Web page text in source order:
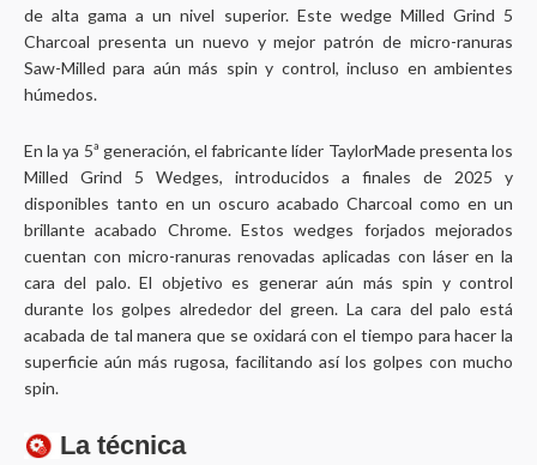
de alta gama a un nivel superior. Este wedge Milled Grind 5
Charcoal presenta un nuevo y mejor patrón de micro-ranuras
Saw-Milled para aún más spin y control, incluso en ambientes
húmedos.
En la ya 5ª generación, el fabricante líder TaylorMade presenta los
Milled Grind 5 Wedges, introducidos a finales de 2025 y
disponibles tanto en un oscuro acabado Charcoal como en un
brillante acabado Chrome. Estos wedges forjados mejorados
cuentan con micro-ranuras renovadas aplicadas con láser en la
cara del palo. El objetivo es generar aún más spin y control
durante los golpes alrededor del green. La cara del palo está
acabada de tal manera que se oxidará con el tiempo para hacer la
superficie aún más rugosa, facilitando así los golpes con mucho
spin.
La técnica